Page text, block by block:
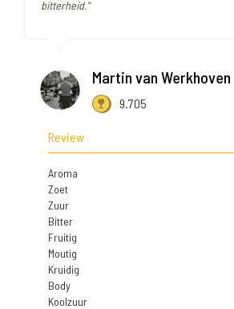
bitterheid."
Martin van Werkhoven
9.705
Review
Aroma
Zoet
Zuur
Bitter
Fruitig
Moutig
Kruidig
Body
Koolzuur